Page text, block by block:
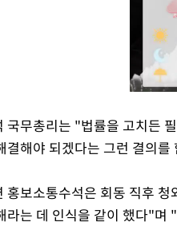
국무총리는 "법률을 고치든
결해야 되겠다는 그런 결의
홍보소통수석은 회동 직후
라는 데 인식을 같이 했다"며